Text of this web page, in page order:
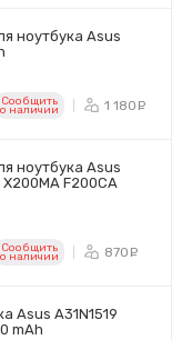
ноутбука Asus
Сообщить
o наличии 1 180
ноутбука Asus
F200CA
Сообщить
o наличии 870
Asus A31N1519
mAh